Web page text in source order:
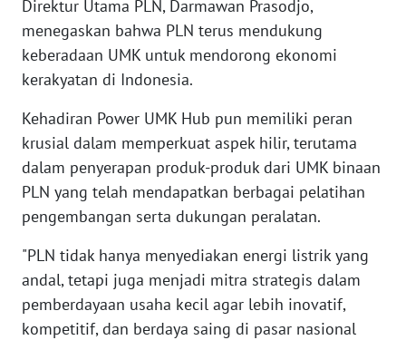
Direktur Utama PLN, Darmawan Prasodjo,
menegaskan bahwa PLN terus mendukung
keberadaan UMK untuk mendorong ekonomi
kerakyatan di Indonesia.
Kehadiran Power UMK Hub pun memiliki peran
krusial dalam memperkuat aspek hilir, terutama
dalam penyerapan produk-produk dari UMK binaan
PLN yang telah mendapatkan berbagai pelatihan
pengembangan serta dukungan peralatan.
"PLN tidak hanya menyediakan energi listrik yang
andal, tetapi juga menjadi mitra strategis dalam
pemberdayaan usaha kecil agar lebih inovatif,
kompetitif, dan berdaya saing di pasar nasional
WN
NTT
WN
WN
PAPUA
WN
BARAT
WN